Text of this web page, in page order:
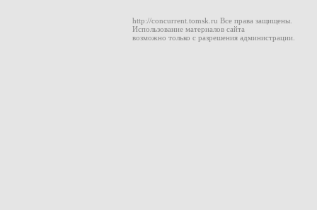
http://concurrent.tomsk.ru Все права защищены.
Использование материалов сайта
возможно только с разрешения администрации.